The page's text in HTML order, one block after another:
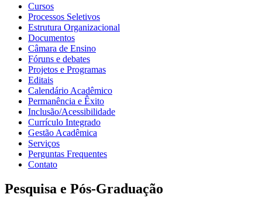
Cursos
Processos Seletivos
Estrutura Organizacional
Documentos
Câmara de Ensino
Fóruns e debates
Projetos e Programas
Editais
Calendário Acadêmico
Permanência e Êxito
Inclusão/Acessibilidade
Currículo Integrado
Gestão Acadêmica
Serviços
Perguntas Frequentes
Contato
Pesquisa e Pós-Graduação